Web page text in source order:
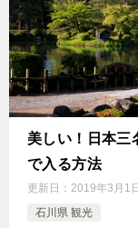
美しい！日本三
で入る方法
更新日： 2019年3月1日
石川県 観光